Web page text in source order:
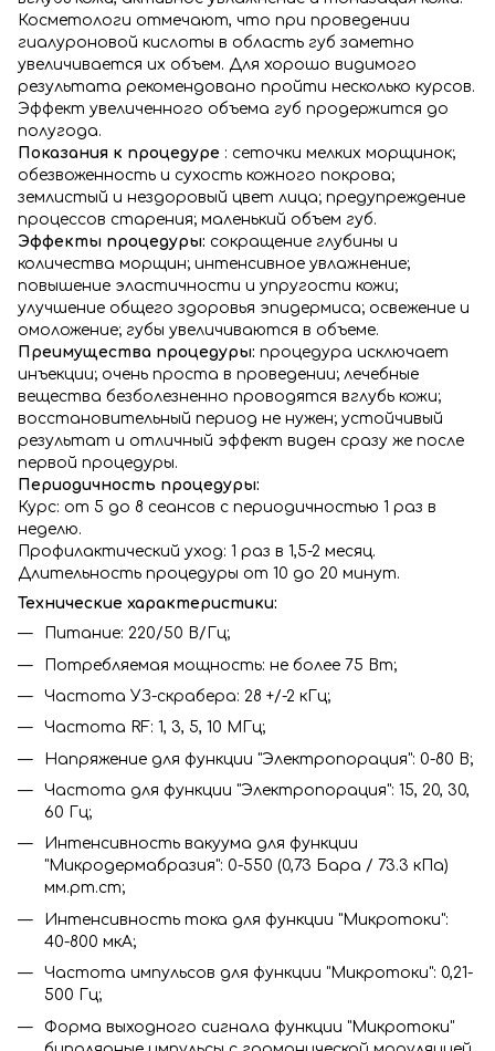
Косметологи отмечают, что при проведении
гиалуроновой кислоты в область губ заметно
увеличивается их объем. Для хорошо видимого
результата рекомендовано пройти несколько курсов.
Эффект увеличенного объема губ продержится до
полугода.
Показания к процедуре : сеточки мелких морщинок;
обезвоженность и сухость кожного покрова;
землистый и нездоровый цвет лица; предупреждение
процессов старения; маленький объем губ.
Эффекты процедуры: сокращение глубины и
количества морщин; интенсивное увлажнение;
повышение эластичности и упругости кожи;
улучшение общего здоровья эпидермиса; освежение и
омоложение; губы увеличиваются в объеме.
Преимущества процедуры: процедура исключает
инъекции; очень проста в проведении; лечебные
вещества безболезненно проводятся вглубь кожи;
восстановительный период не нужен; устойчивый
результат и отличный эффект виден сразу же после
первой процедуры.
Периодичность процедуры:
Курс: от 5 до 8 сеансов с периодичностью 1 раз в
неделю.
Профилактический уход: 1 раз в 1,5-2 месяц.
Длительность процедуры от 10 до 20 минут.
Технические характеристики:
Питание: 220/50 В/Гц;
Потребляемая мощность: не более 75 Вт;
Частота УЗ-скрабера: 28 +/-2 кГц;
Частота RF: 1, 3, 5, 10 МГц;
Напряжение для функции "Электропорация": 0-80 В;
Частота для функции "Электропорация": 15, 20, 30,
60 Гц;
Интенсивность вакуума для функции
"Микродермабразия": 0-550 (0,73 Бара / 73.3 кПа)
мм.рт.ст;
Интенсивность тока для функции "Микротоки":
40-800 мкА;
Частота импульсов для функции "Микротоки": 0,21-
500 Гц;
Форма выходного сигнала функции "Микротоки"